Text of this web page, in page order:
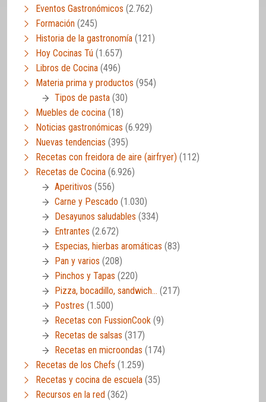
Eventos Gastronómicos (2.762)
Formación (245)
Historia de la gastronomía (121)
Hoy Cocinas Tú (1.657)
Libros de Cocina (496)
Materia prima y productos (954)
Tipos de pasta (30)
Muebles de cocina (18)
Noticias gastronómicas (6.929)
Nuevas tendencias (395)
Recetas con freidora de aire (airfryer) (112)
Recetas de Cocina (6.926)
Aperitivos (556)
Carne y Pescado (1.030)
Desayunos saludables (334)
Entrantes (2.672)
Especias, hierbas aromáticas (83)
Pan y varios (208)
Pinchos y Tapas (220)
Pizza, bocadillo, sandwich… (217)
Postres (1.500)
Recetas con FussionCook (9)
Recetas de salsas (317)
Recetas en microondas (174)
Recetas de los Chefs (1.259)
Recetas y cocina de escuela (35)
Recursos en la red (362)